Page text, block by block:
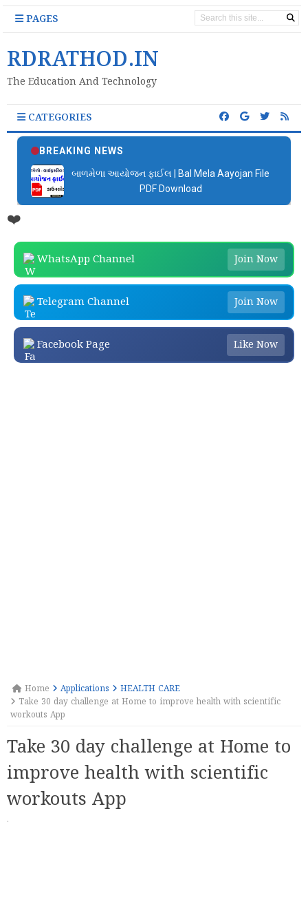
PAGES
RDRATHOD.IN
The Education And Technology
CATEGORIES
BREAKING NEWS
બાળમેળા આયોજન ફાઈલ | Bal Mela Aayojan File
PDF Download
❤️
WhatsApp Channel Join Now
Telegram Channel Join Now
Facebook Page Like Now
Home Applications
HEALTH CARE
Take 30 day challenge at Home to improve health with scientific
workouts App
Take 30 day challenge at Home to
improve health with scientific
workouts App
·